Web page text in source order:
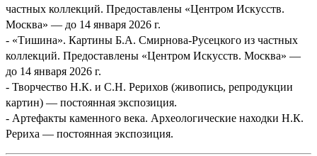
частных коллекций. Предоставлены «Центром Искусств.
Москва» — до 14 января 2026 г.
- «Тишина». Картины Б.А. Смирнова-Русецкого из частных
коллекций. Предоставлены «Центром Искусств. Москва» —
до 14 января 2026 г.
- Творчество Н.К. и С.Н. Рерихов (живопись, репродукции
картин) — постоянная экспозиция.
- Артефакты каменного века. Археологические находки Н.К.
Рериха — постоянная экспозиция.